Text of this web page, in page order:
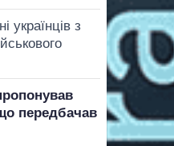
українців з
передбачав